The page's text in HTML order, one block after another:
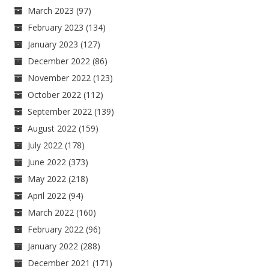
March 2023 (97)
February 2023 (134)
January 2023 (127)
December 2022 (86)
November 2022 (123)
October 2022 (112)
September 2022 (139)
August 2022 (159)
July 2022 (178)
June 2022 (373)
May 2022 (218)
April 2022 (94)
March 2022 (160)
February 2022 (96)
January 2022 (288)
December 2021 (171)